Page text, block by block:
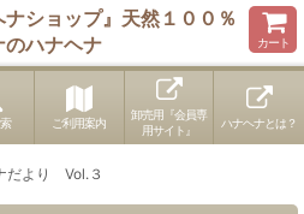
ショップ』天然１００％
のハナヘナ
カート
ご利用案内
卸売用『会員専
用サイト』
ハナヘナとは？
だより Vol.３